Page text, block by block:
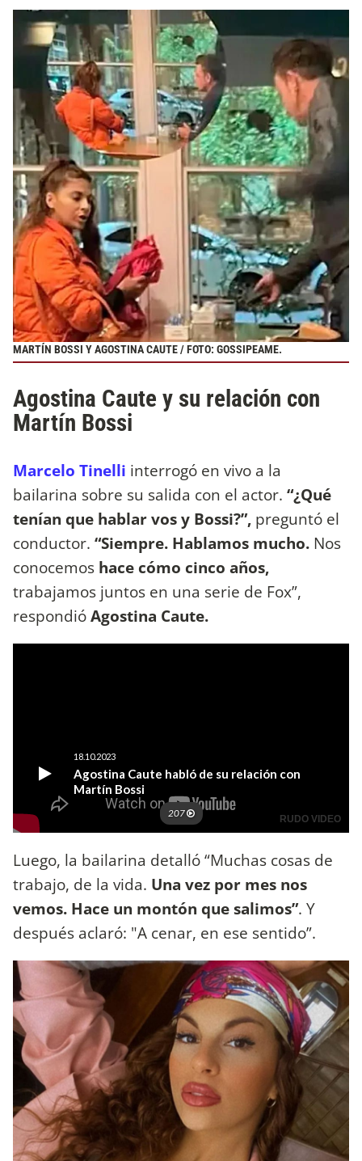
MARTÍN BOSSI Y AGOSTINA CAUTE / FOTO: GOSSIPEAME.
Agostina Caute y su relación con
Martín Bossi
Marcelo Tinelli interrogó en vivo a la
bailarina sobre su salida con el actor. “¿Qué
tenían que hablar vos y Bossi?”, preguntó el
conductor. “Siempre. Hablamos mucho. Nos
conocemos hace cómo cinco años,
trabajamos juntos en una serie de Fox”,
respondióAgostina Caute.
Luego, la bailarina detalló “Muchas cosas de
trabajo, de la vida. Una vez por mes nos
vemos. Hace un montón que salimos”. Y
después aclaró: "A cenar, en ese sentido”.